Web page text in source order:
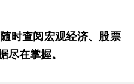
随时查阅宏观经济、股票
尽在掌握。